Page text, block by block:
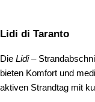
Lidi di Taranto
Die Lidi–
bieten Komfort und
aktiven Strandtag mit